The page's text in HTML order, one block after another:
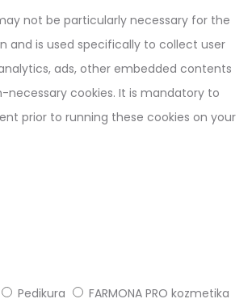
not be particularly necessary for the
and is used specifically to collect user
ads, other embedded contents
necessary cookies. It is mandatory to
prior to running these cookies on your
Pedikura
FARMONA PRO kozmetika